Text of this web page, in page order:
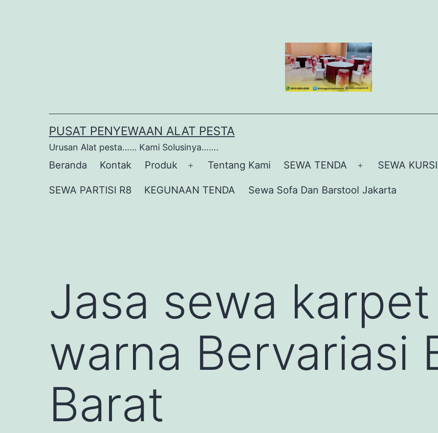
PUSAT PENYEWAAN ALAT PESTA
Urusan Alat pesta…… Kami Solusinya…….
Beranda Kontak Produk
Buka
menu
Tentang Kami SEWA TENDA
Buka
menu
SEWA KURSI
SEWA PARTISI R8 KEGUNAAN TENDA Sewa Sofa Dan Barstool Jakarta
Jasa sewa
warna Bervariasi
Barat